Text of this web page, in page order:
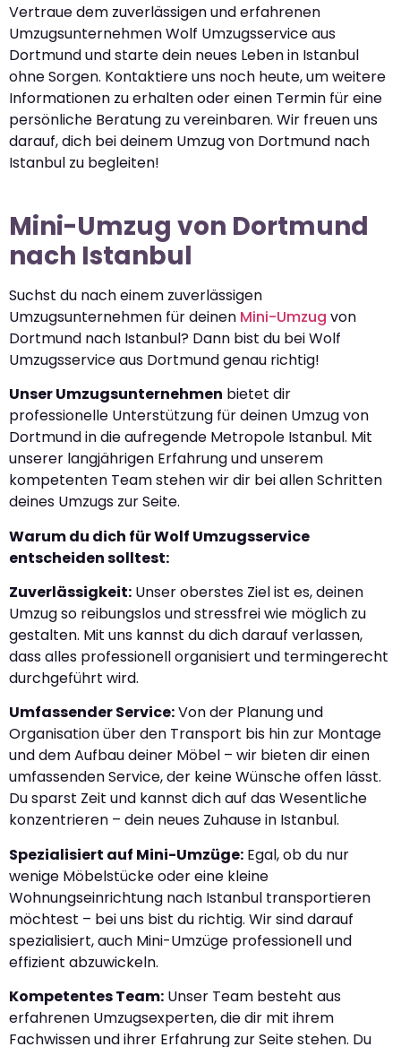
Vertraue dem zuverlässigen und erfahrenen
Umzugsunternehmen Wolf Umzugsservice aus
Dortmund und starte dein neues Leben in Istanbul
ohne Sorgen. Kontaktiere uns noch heute, um weitere
Informationen zu erhalten oder einen Termin für eine
persönliche Beratung zu vereinbaren. Wir freuen uns
darauf, dich bei deinem Umzug von Dortmund nach
Istanbul zu begleiten!
Mini-Umzug von Dortmund
nach Istanbul
Suchst du nach einem zuverlässigen
Umzugsunternehmen für deinen Mini-Umzug von
Dortmund nach Istanbul? Dann bist du bei Wolf
Umzugsservice aus Dortmund genau richtig!
Unser Umzugsunternehmen bietet dir
professionelle Unterstützung für deinen Umzug von
Dortmund in die aufregende Metropole Istanbul. Mit
unserer langjährigen Erfahrung und unserem
kompetenten Team stehen wir dir bei allen Schritten
deines Umzugs zur Seite.
Warum du dich für Wolf Umzugsservice
entscheiden solltest:
Zuverlässigkeit: Unser oberstes Ziel ist es, deinen
Umzug so reibungslos und stressfrei wie möglich zu
gestalten. Mit uns kannst du dich darauf verlassen,
dass alles professionell organisiert und termingerecht
durchgeführt wird.
Umfassender Service:Von der Planung und
Organisation über den Transport bis hin zur Montage
und dem Aufbau deiner Möbel – wir bieten dir einen
umfassenden Service, der keine Wünsche offen lässt.
Du sparst Zeit und kannst dich auf das Wesentliche
konzentrieren – dein neues Zuhause in Istanbul.
Spezialisiert auf Mini-Umzüge: Egal, ob du nur
wenige Möbelstücke oder eine kleine
Wohnungseinrichtung nach Istanbul transportieren
möchtest – bei uns bist du richtig. Wir sind darauf
spezialisiert, auch Mini-Umzüge professionell und
effizient abzuwickeln.
Kompetentes Team: Unser Team besteht aus
erfahrenen Umzugsexperten, die dir mit ihrem
Fachwissen und ihrer Erfahrung zur Seite stehen. Du